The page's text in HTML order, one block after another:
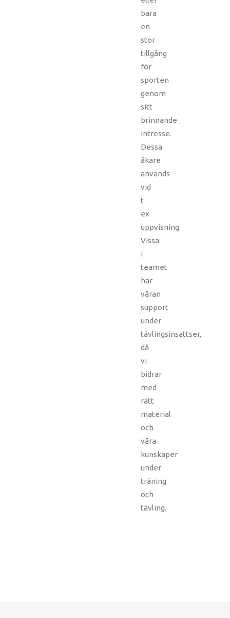
bara
en
stor
tillgång
för
sporten
genom
sitt
brinnande
intresse.
Dessa
åkare
används
vid
t
ex
uppvisning.
Vissa
i
teamet
har
våran
support
under
tävlingsinsattser,
då
vi
bidrar
med
rätt
material
och
våra
kunskaper
under
träning
och
tävling.